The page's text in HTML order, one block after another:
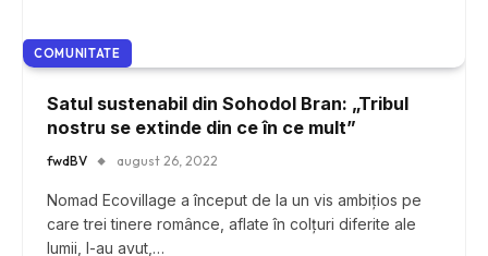
COMUNITATE
Satul sustenabil din Sohodol Bran: „Tribul
nostru se extinde din ce în ce mult”
fwdBV august 26, 2022
Nomad Ecovillage a început de la un vis ambițios pe
care trei tinere românce, aflate în colțuri diferite ale
lumii, l-au avut,…